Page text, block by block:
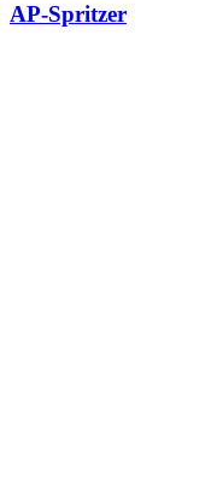
AP-Spritzer